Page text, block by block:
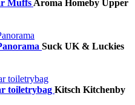
Muffs Aroma Homeby Upper
Suck UK & Luckies
toiletrybag Kitsch Kitchenby